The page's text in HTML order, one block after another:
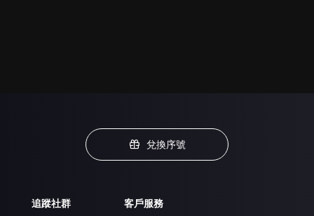
兌換序號
追蹤社群 客戶服務